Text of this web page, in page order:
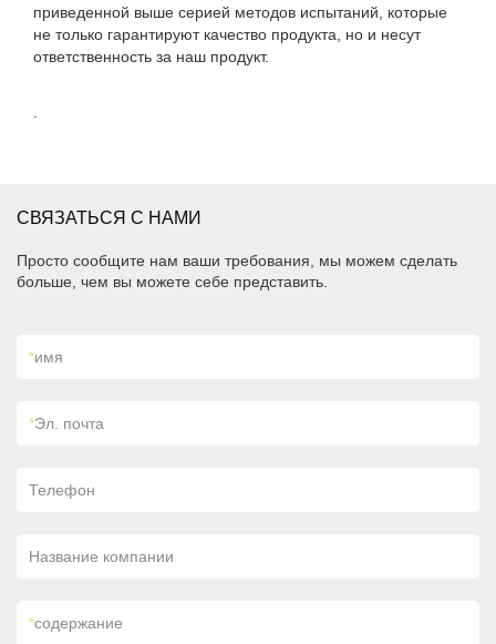
приведенной выше серией методов испытаний, которые
не только гарантируют качество продукта, но и несут
ответственность за наш продукт.
СВЯЗАТЬСЯ С НАМИ
Просто сообщите нам ваши требования, мы можем сделать
больше, чем вы можете себе представить.
*имя
*Эл. почта
Телефон
Название компании
*содержание